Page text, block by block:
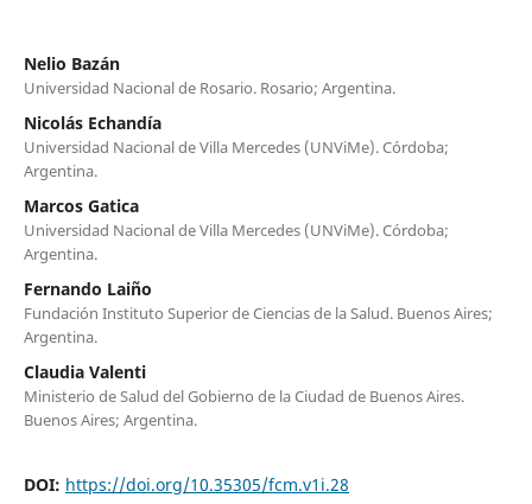
Nelio Bazán
Universidad Nacional de Rosario. Rosario; Argentina.
Nicolás Echandía
Universidad Nacional de Villa Mercedes (UNViMe). Córdoba;
Argentina.
Marcos Gatica
Universidad Nacional de Villa Mercedes (UNViMe). Córdoba;
Argentina.
Fernando Laiño
Fundación Instituto Superior de Ciencias de la Salud. Buenos Aires;
Argentina.
Claudia Valenti
Ministerio de Salud del Gobierno de la Ciudad de Buenos Aires.
Buenos Aires; Argentina.
DOI: https://doi.org/10.35305/fcm.v1i.28